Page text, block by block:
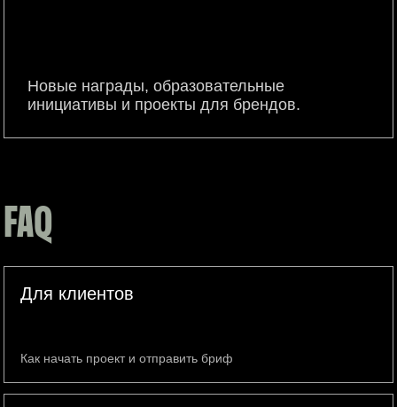
Новые награды, образовательные
инициативы и проекты для брендов.
FAQ
Для клиентов
Как начать проект и отправить бриф